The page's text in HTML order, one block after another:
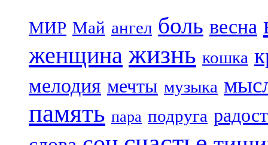
МИР Май ангел боль весна
женщина жизнь кошка
мелодия мечты музыка
память пара подруга